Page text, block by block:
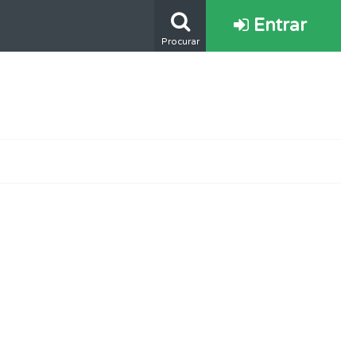
Procurar
Entrar